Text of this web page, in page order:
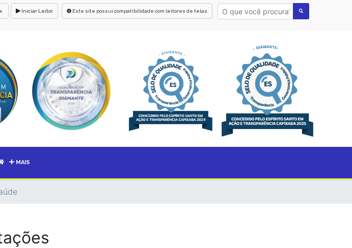
Iniciar Leitor Este site possui compatibilidade com leitores de telas
MAIS